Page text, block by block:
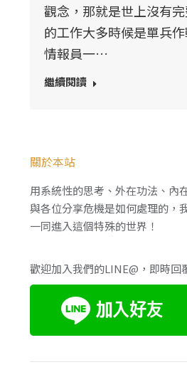
觀念，那就是世上沒有
的工作大多時候是單兵
情報員一…
繼續閱讀
關於本站
用系統性的思考、外在功法、內
與各位分享危機是如何處理的，
一同進入這個特殊的世界！
歡迎加入我們的LINE@，即時回